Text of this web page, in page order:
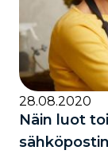
28.08.2020
Näin luot